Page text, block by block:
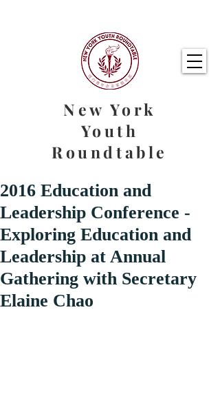
New York
Youth
Roundtable
2016 Education and
Leadership Conference -
Exploring Education and
Leadership at Annual
Gathering with Secretary
Elaine Chao